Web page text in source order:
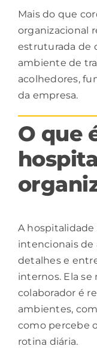
Mais do que
organizacional
estruturada de
ambiente de
acolhedores,
da empresa.
O que
A hospitalidade
intencionais de
detalhes e
internos. Ela
colaborador é
ambientes,
como percebe
rotina diária.